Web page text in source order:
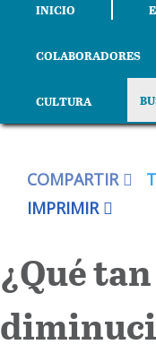
INICIO
COLABORADORES
CULTURA
COMPARTIR
IMPRIMIR
¿Qué